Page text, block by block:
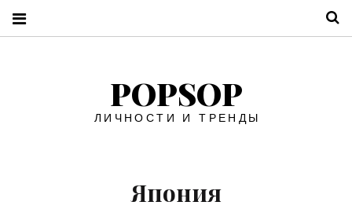
POPSOP
ЛИЧНОСТИ И ТРЕНДЫ
Япония